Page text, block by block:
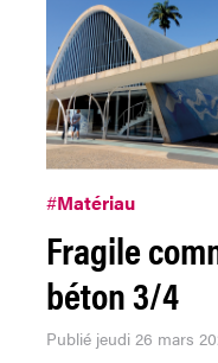
#Matériau
Fragile
béton 3/4
Publié jeudi 26 mars